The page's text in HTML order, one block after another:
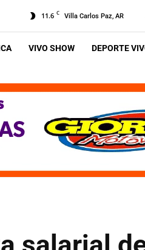
11.6 C Villa Carlos Paz, AR
VIVO SHOW DEPORTE